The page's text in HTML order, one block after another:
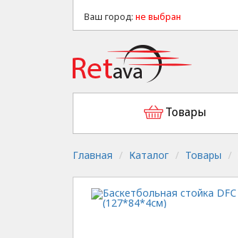
Ваш город: не выбран
Товары
Главная Каталог Товары